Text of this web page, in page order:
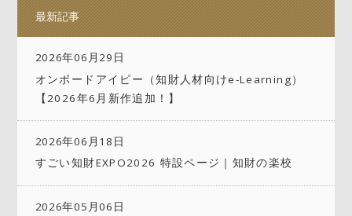
最新記事
2026年06月29日
オンボードアイピー（知財人材向けe-Learning）
【2026年6月新作追加！】
2026年06月18日
すごい知財EXPO2026 特設ページ｜知財の楽校
2026年05月06日